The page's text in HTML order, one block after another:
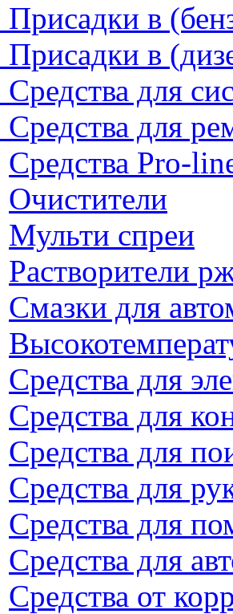
Присадки в
Присадки в
Средства для
Средства для
Средства Pro-
Очистители
Мульти спреи
Растворители
Смазки для
Средства для
Средства для
Средства для
Средства для
Средства для
Средства для
Средства от